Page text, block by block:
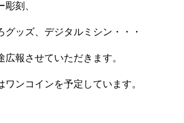
刻、
グッズ、デジタルミシン・・・
報させていただきます。
ンコインを予定しています。